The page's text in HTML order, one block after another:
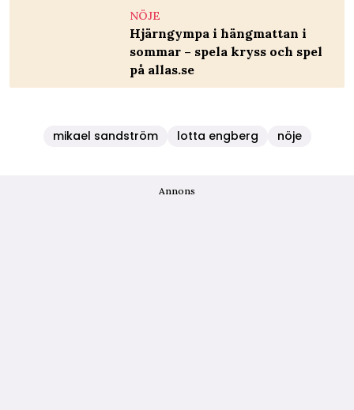
NÖJE
Hjärngympa i hängmattan i
sommar – spela kryss och spel
på allas.se
mikael sandström lotta engberg nöje
Annons